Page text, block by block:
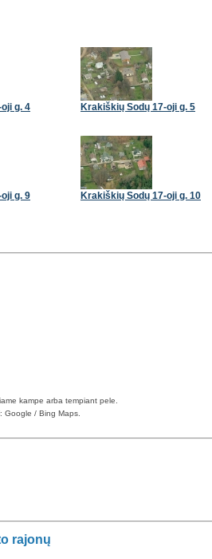
g. 4 Krakiškių Sodų 17-oji g. 5
g. 9 Krakiškių Sodų 17-oji g. 10
kampe arba tempiant pele.
Google / Bing Maps.
rajonų